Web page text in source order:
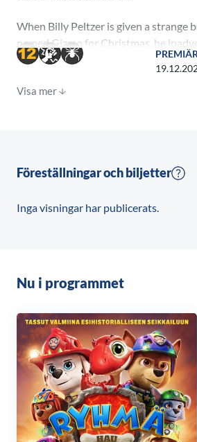
When Billy Peltzer is given a strange
named Gizmo for Christmas, he
the three important rules of caring for
unleashing a horde of mischievous
town.
PREMIÄR
Visa mer
Föreställningar och biljetter
Inga visningar har publicerats.
Nu i programmet